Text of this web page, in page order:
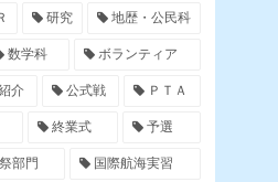
研究 地歴・公民科
数学科 ボランティア
介 公式戦 ＰＴＡ
終業式 予選
部門 国際航海実習